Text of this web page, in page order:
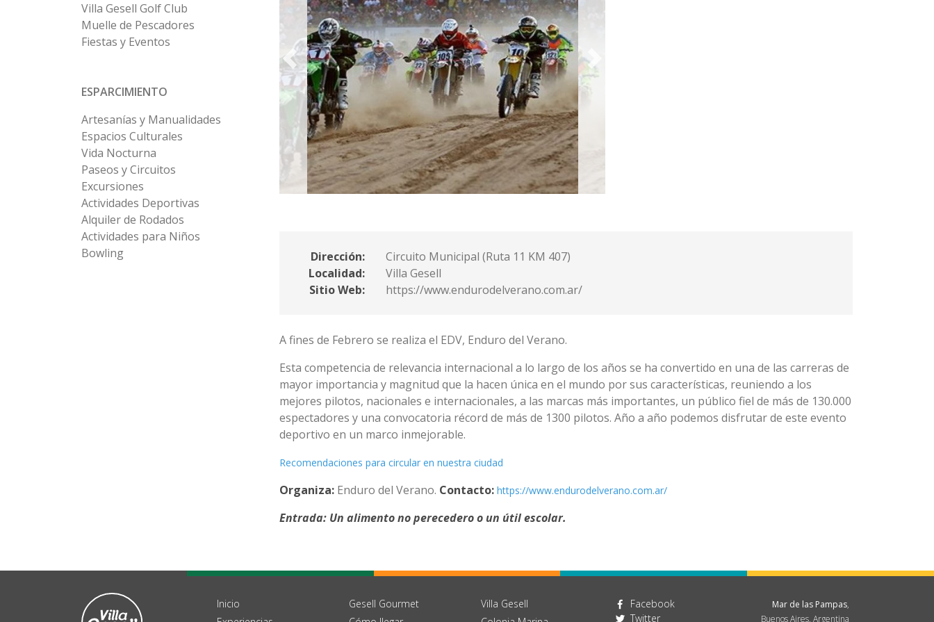
Villa Gesell Golf Club
Muelle de Pescadores
Fiestas y Eventos
ESPARCIMIENTO
Artesanías y Manualidades
Espacios Culturales
Vida Nocturna
Paseos y Circuitos
Excursiones
Actividades Deportivas
Alquiler de Rodados
Actividades para Niños
Bowling
Dirección:
Circuito Municipal (Ruta 11 KM 407)
Localidad:
Villa Gesell
Sitio Web:
https://www.endurodelverano.com.ar/
A fines de Febrero se realiza el EDV, Enduro del Verano.
Esta competencia de relevancia internacional a lo largo de los años se ha convertido en una de las carreras de
mayor importancia y magnitud que la hacen única en el mundo por sus características, reuniendo a los
mejores pilotos, nacionales e internacionales, a las marcas más importantes, un público fiel de más de 130.000
espectadores y una convocatoria récord de más de 1300 pilotos. Año a año podemos disfrutar de este evento
deportivo en un marco inmejorable.
Recomendaciones para circular en nuestra ciudad
Organiza: Enduro del Verano. Contacto: https://www.endurodelverano.com.ar/
Entrada: Un alimento no perecedero o un útil escolar.
Inicio
Gesell Gourmet
Villa Gesell
Facebook
Twitter
Mar de las Pampas,
Buenos Aires, Argentina